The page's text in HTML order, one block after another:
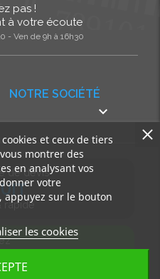
NOTRE SOCIÉTÉ

pas !
à votre écoute
- Ven de 9h à 16h30
de devis
rapide
à nos articles
et ceux de tiers
montrer des
en analysant vos
votre
sur le bouton
les cookies